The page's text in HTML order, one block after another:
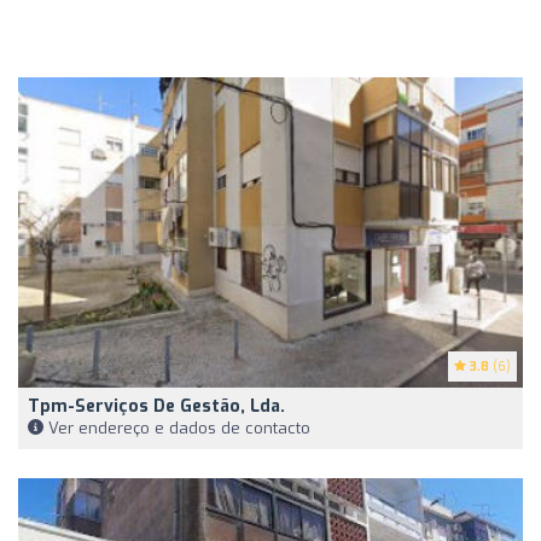
3.8 (6)
Tpm-Serviços De Gestão, Lda.
Ver endereço e dados de contacto